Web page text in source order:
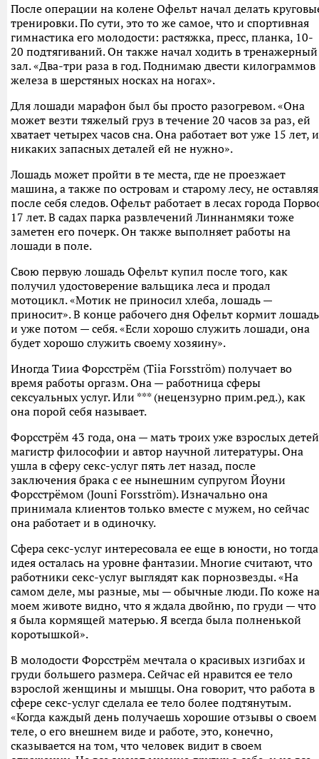
После операции на колене Офельт начал делать
тренировки. По сути, это то же самое, что и спортивная
гимнастика его молодости: растяжка, пресс, планка, 10-
20 подтягиваний. Он также начал ходить в тренажерный
зал. «Два-три раза в год. Поднимаю двести килограммов
железа в шерстяных носках на ногах».
Для лошади марафон был бы просто разогревом. «Она
может везти тяжелый груз в течение 20 часов за раз, ей
хватает четырех часов сна. Она работает вот уже 15 лет, и
никаких запасных деталей ей не нужно».
Лошадь может пройти в те места, где не проезжает
машина, а также по островам и старому лесу, не оставляя
после себя следов. Офельт работает в лесах города
17 лет. В садах парка развлечений Линнанмяки тоже
заметен его почерк. Он также выполняет работы на
лошади в поле.
Свою первую лошадь Офельт купил после того, как
получил удостоверение вальщика леса и продал
мотоцикл. «Мотик не приносил хлеба, лошадь —
приносит». В конце рабочего дня Офельт кормит лошадь
и уже потом — себя. «Если хорошо служить лошади, она
будет хорошо служить своему хозяину».
Иногда Тииа Форсстрём (Tiia Forsström) получает во
время работы оргазм. Она — работница сферы
сексуальных услуг. Или *** (нецензурно прим.ред.), как
она порой себя называет.
Форсстрём 43 года, она — мать троих уже взрослых
магистр философии и автор научной литературы. Она
ушла в сферу секс-услуг пять лет назад, после
заключения брака с ее нынешним супругом Йоуни
Форсстрёмом (Jouni Forsström). Изначально она
принимала клиентов только вместе с мужем, но сейчас
она работает и в одиночку.
Сфера секс-услуг интересовала ее еще в юности, но тогда
идея осталась на уровне фантазии. Многие считают, что
работники секс-услуг выглядят как порнозвезды. «На
самом деле, мы разные, мы — обычные люди. По коже на
моем животе видно, что я ждала двойню, по груди — что
я была кормящей матерью. Я всегда была полненькой
коротышкой».
В молодости Форсстрём мечтала о красивых изгибах и
груди большего размера. Сейчас ей нравится ее тело
взрослой женщины и мышцы. Она говорит, что работа в
сфере секс-услуг сделала ее тело более подтянутым.
«Когда каждый день получаешь хорошие отзывы о своем
теле, о его внешнем виде и работе, это, конечно,
сказывается на том, что человек видит в своем